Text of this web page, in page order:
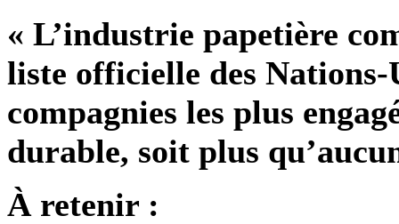
« L’industrie papetière
liste officielle des Nations-
compagnies les plus
durable, soit plus
À retenir :